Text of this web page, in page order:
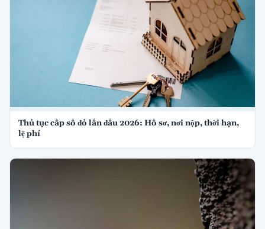
Thủ tục cấp sổ đỏ lần đầu 2026: Hồ sơ, nơi nộp, thời hạn,
lệ phí